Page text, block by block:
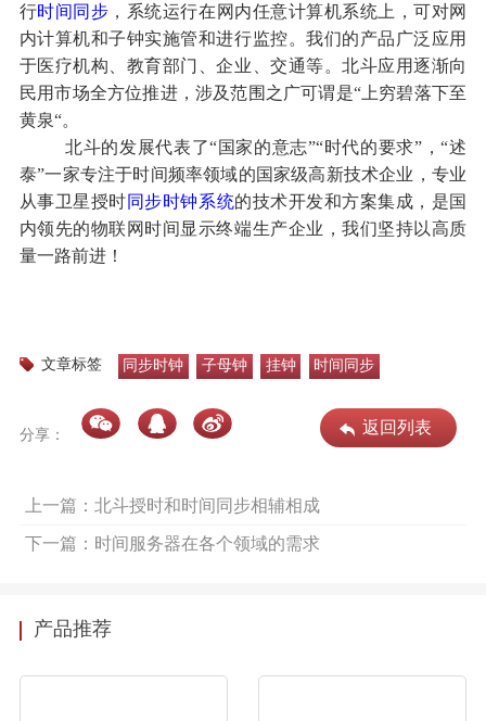
行时间同步 ，系统运行在网内任意计算机系统上，可对网
内计算机和子钟实施管和进行监控。我们的产品广泛应用
于医疗机构、教育部门、企业、交通等。北斗应用逐渐向
民用市场全方位推进，涉及范围之广可谓是“上穷碧落下至
黄泉“。
北斗的发展代表了“国家的意志”“时代的要求”，“述
泰”一家专注于时间频率领域的国家级高新技术企业，专业
从事卫星授时同步时钟系统的技术开发和方案集成，是国
内领先的物联网时间显示终端生产企业，我们坚持以高质
量一路前进！
文章标签 同步时钟 子母钟 挂钟 时间同步
分享： 返回列表
上一篇：北斗授时和时间同步相辅相成
下一篇：时间服务器在各个领域的需求
产品推荐